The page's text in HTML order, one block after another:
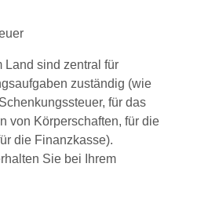
Land sind zentral für
zuständig (wie
für das
von Körperschaften, für die
die Finanzkasse).
Sie bei Ihrem